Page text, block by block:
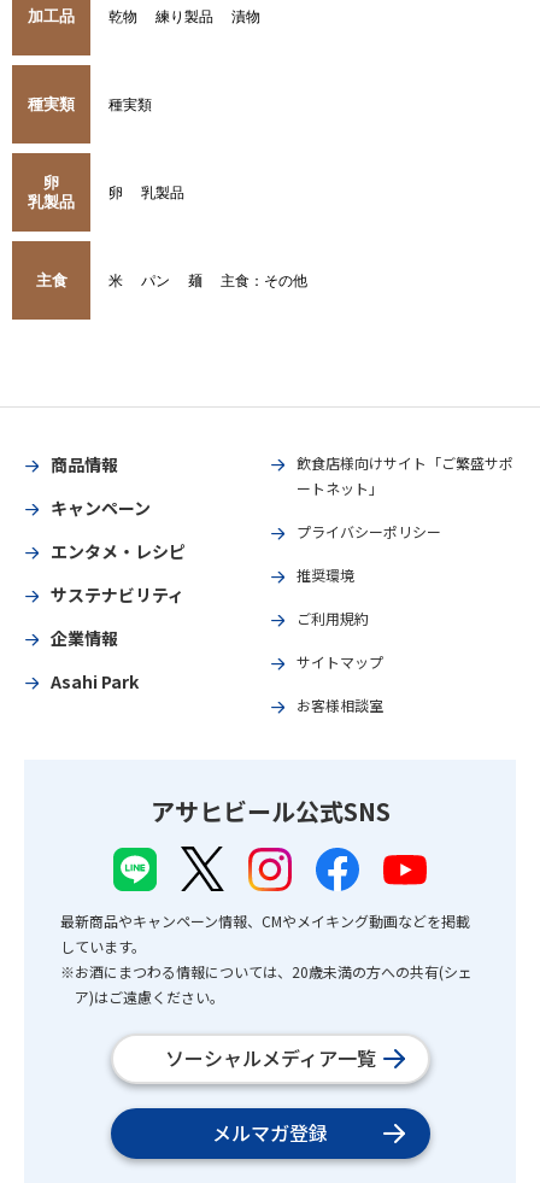
加工品 乾物 練り製品 漬物
種実類 種実類
卵
乳製品
卵 乳製品
主食 米 パン 麺 主食：その他
商品情報
キャンペーン
エンタメ・レシピ
サステナビリティ
企業情報
Asahi Park
飲食店様向けサイト「ご繁盛サポ
ートネット」
プライバシーポリシー
推奨環境
ご利用規約
サイトマップ
お客様相談室
アサヒビール公式SNS
最新商品やキャンペーン情報、CMやメイキング動画などを掲載
しています。
※お酒にまつわる情報については、20歳未満の方への共有(シェ
ア)はご遠慮ください。
ソーシャルメディア一覧
メルマガ登録